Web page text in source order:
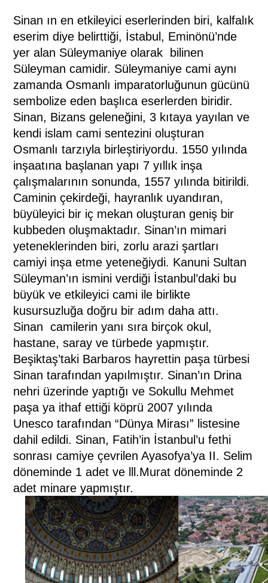
Sinan ın en etkileyici eserlerinden biri, kalfalık
eserim diye belirttiği, İstabul, Eminönü’nde
yer alan Süleymaniye olarak
bilinen
Süleyman camidir. Süleymaniye cami aynı
zamanda Osmanlı imparatorluğunun gücünü
sembolize eden başlıca eserlerden biridir.
Sinan, Bizans geleneğini, 3 kıtaya yayılan ve
kendi islam cami sentezini oluşturan
Osmanlı tarzıyla birleştiriyordu. 1550 yılında
inşaatına başlanan yapı 7 yıllık inşa
çalışmalarının sonunda, 1557 yılında bitirildi.
Caminin çekirdeği, hayranlık uyandıran,
büyüleyici bir iç mekan oluşturan geniş bir
kubbeden oluşmaktadır. Sinan’ın mimari
yeteneklerinden biri, zorlu arazi şartları
camiyi inşa etme yeteneğiydi. Kanuni Sultan
Süleyman’ın ismini verdiği İstanbul’daki bu
büyük ve etkileyici cami ile birlikte
kusursuzluğa doğru bir adım daha attı.
Sinan
camilerin yanı sıra birçok okul,
hastane, saray ve türbede yapmıştır.
Beşiktaş’taki Barbaros hayrettin paşa türbesi
Sinan tarafından yapılmıştır. Sinan’ın Drina
nehri üzerinde yaptığı ve Sokullu Mehmet
paşa ya ithaf ettiği köprü 2007 yılında
Unesco tarafından “Dünya Mirası” listesine
dahil edildi. Sinan, Fatih’in İstanbul’u fethi
sonrası camiye çevrilen Ayasofya’ya II. Selim
döneminde 1 adet ve lll.Murat döneminde 2
adet minare yapmıştır.